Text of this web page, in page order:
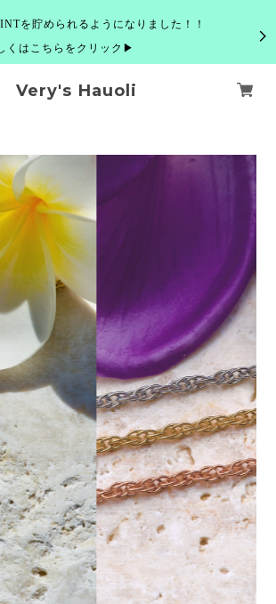
を貯められるようになりました！！
くはこちらをクリック▶
Very's Hauoli